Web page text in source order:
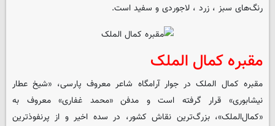
رنگ‌های سبز ، زرد ، لاجوردی و سفید است.
مقبره کمال الملک
مقبره کمال الملک در جوار آرامگاه شاعر معروف پارسی، «شیخ عطار
نیشابوری» قرار گرفته است و مدفن «محمد غفاری» معروف به
«کمال‌الملک»، بزرگ‌ترین نقاش کشور، در سده اخیر و از پرنفوذترین